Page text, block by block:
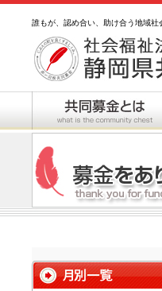
誰もが、認め合い、助け合う地域